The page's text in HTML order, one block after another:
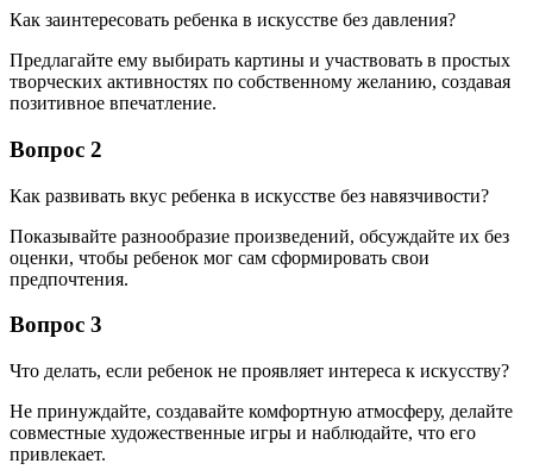
Как заинтересовать ребенка в искусстве без давления?
Предлагайте ему выбирать картины и участвовать в простых
творческих активностях по собственному желанию, создавая
позитивное впечатление.
Вопрос 2
Как развивать вкус ребенка в искусстве без навязчивости?
Показывайте разнообразие произведений, обсуждайте их без
оценки, чтобы ребенок мог сам сформировать свои
предпочтения.
Вопрос 3
Что делать, если ребенок не проявляет интереса к искусству?
Не принуждайте, создавайте комфортную атмосферу, делайте
совместные художественные игры и наблюдайте, что его
привлекает.